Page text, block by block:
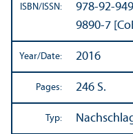
ISBN/ISSN:
978-92-
9890-7
Year/Date: 2016
Pages: 246 S.
Typ: